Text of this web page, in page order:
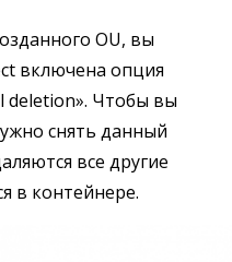
OU, вы
включена опция
deletion». Чтобы вы
снять данный
все другие
в контейнере.